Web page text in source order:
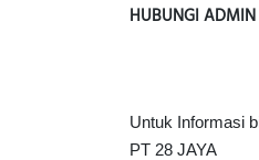
HUBUNGI
Untuk Informasi
PT 28 JAYA